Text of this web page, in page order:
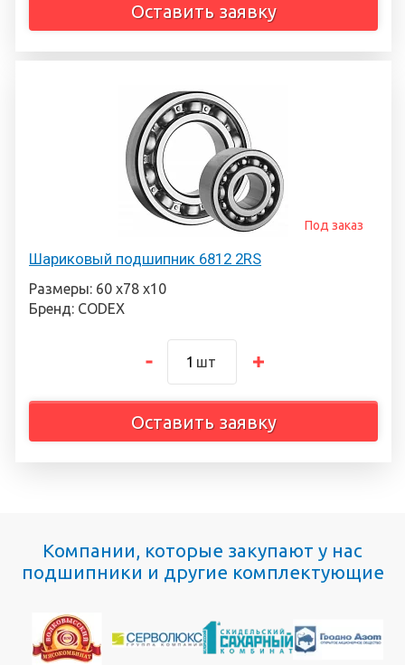
Оставить заявку
Шариковый подшипник 6812 2RS
Под заказ
Размеры: 60 х78 х10
Бренд: CODEX
шт
Оставить заявку
Компании, которые закупают у нас
подшипники и другие комплектующие